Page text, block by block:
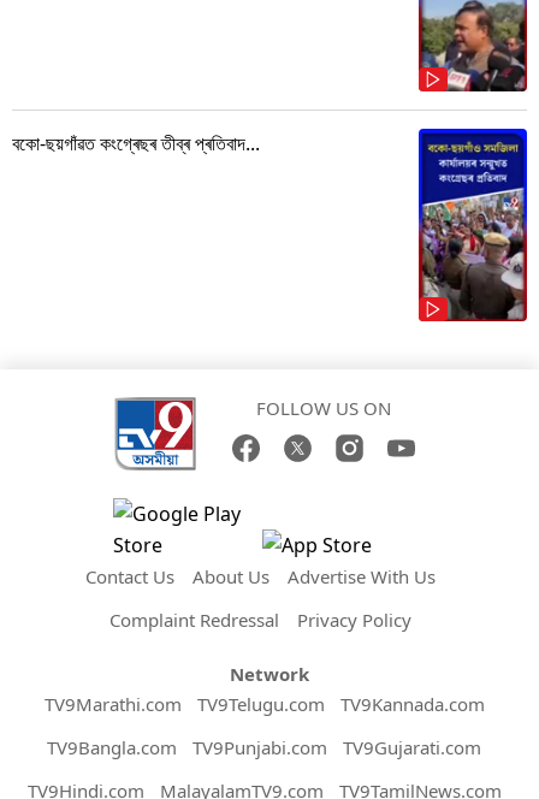
বকো-ছয়গাঁৱত কংগ্ৰেছৰ তীব্ৰ প্ৰতিবাদ...
FOLLOW US ON
Contact Us About Us
Advertise With Us
Complaint Redressal
Privacy Policy
Network
TV9Marathi.com
TV9Telugu.com
TV9Kannada.com
TV9Bangla.com
TV9Punjabi.com
TV9Gujarati.com
TV9Hindi.com
MalayalamTV9.com TV9TamilNews.com